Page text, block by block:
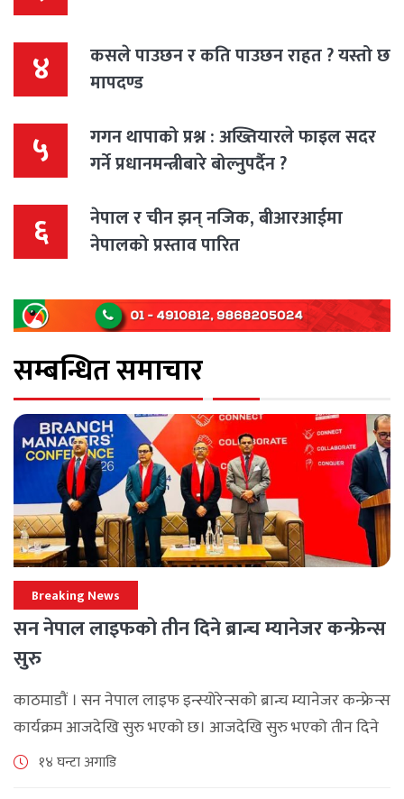
४
कसले पाउछन र कति पाउछन राहत ? यस्तो छ
मापदण्ड
५
गगन थापाको प्रश्न : अख्तियारले फाइल सदर
गर्ने प्रधानमन्त्रीबारे बोल्नुपर्दैन ?
६
नेपाल र चीन झन् नजिक, बीआरआईमा
नेपालको प्रस्ताव पारित
सम्बन्धित समाचार
Breaking News
सन नेपाल लाइफको तीन दिने ब्रान्च म्यानेजर कन्फ्रेन्स
सुरु
काठमाडौं । सन नेपाल लाइफ इन्स्योरेन्सको ब्रान्च म्यानेजर कन्फ्रेन्स
कार्यक्रम आजदेखि सुरु भएको छ। आजदेखि सुरु भएको तीन दिने
ब्रान्च म्यानेजर कन्फ्रेन्स विभिन्न कार्यक्रमहरुका साथ भब्य साथ
१४ घन्टा अगाडि